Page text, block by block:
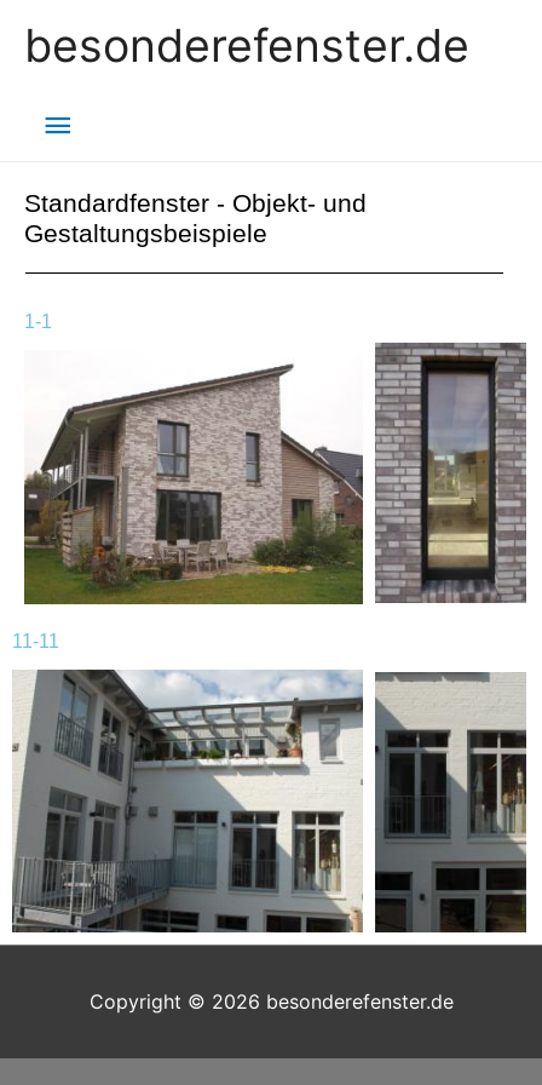
besonderefenster.de
Standardfenster - Objekt- und
Gestaltungsbeispiele
1-1
11-11
Copyright © 2026 besonderefenster.de